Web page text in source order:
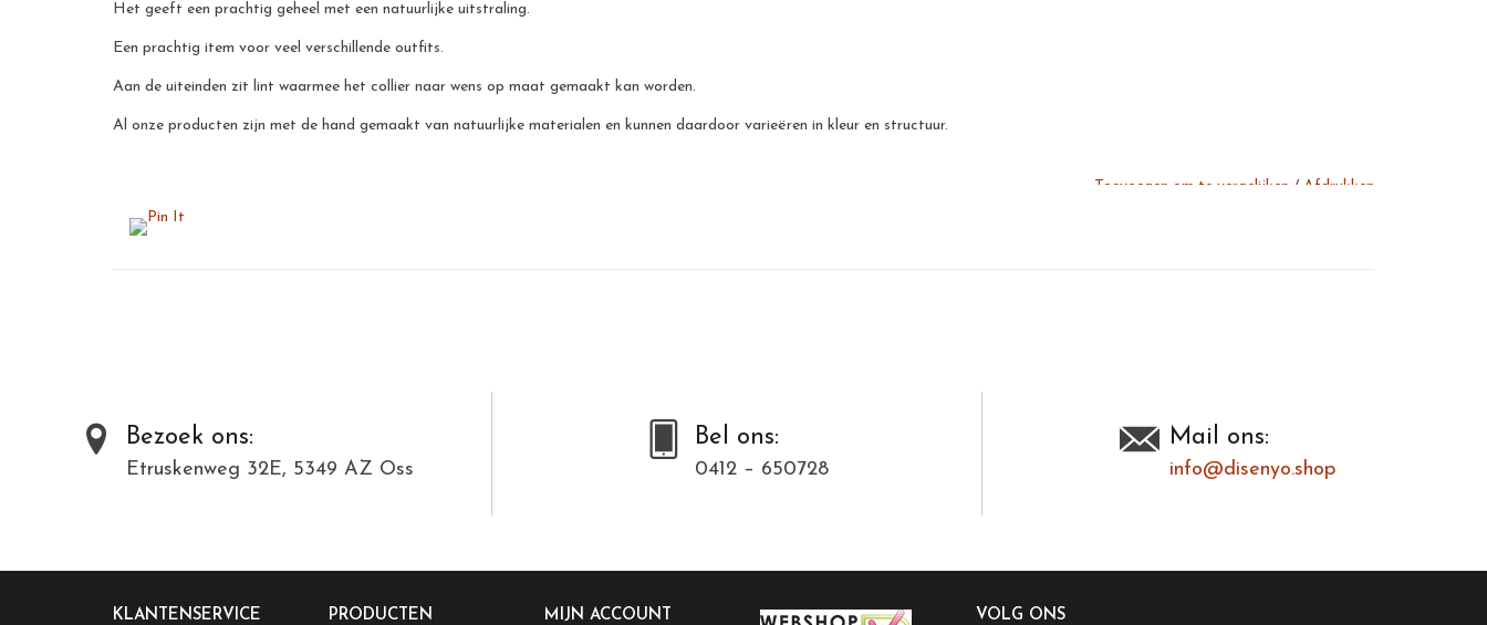
Het geeft een prachtig geheel met een natuurlijke uitstraling.
Een prachtig item voor veel verschillende outfits.
Aan de uiteinden zit lint waarmee het collier naar wens op maat gemaakt kan worden.
Al onze producten zijn met de hand gemaakt van natuurlijke materialen en kunnen daardoor varieëren in kleur en structuur.
Toevoegen om te vergelijken / Afdrukken
Bezoek ons:
Etruskenweg 32E, 5349 AZ Oss
Bel ons:
0412 – 650728
Mail ons:
info@disenyo.shop
KLANTENSERVICE PRODUCTEN MIJN ACCOUNT VOLG ONS